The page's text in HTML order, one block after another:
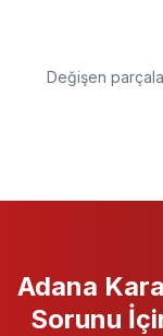
Değişen
Adana
Sorunu